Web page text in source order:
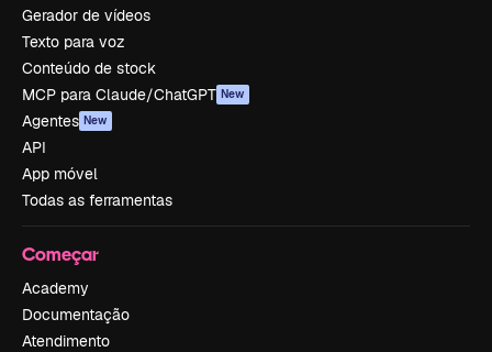
Gerador de vídeos
Texto para voz
Conteúdo de stock
MCP para Claude/ChatGPT New
Agentes New
API
App móvel
Todas as ferramentas
Começar
Academy
Documentação
Atendimento